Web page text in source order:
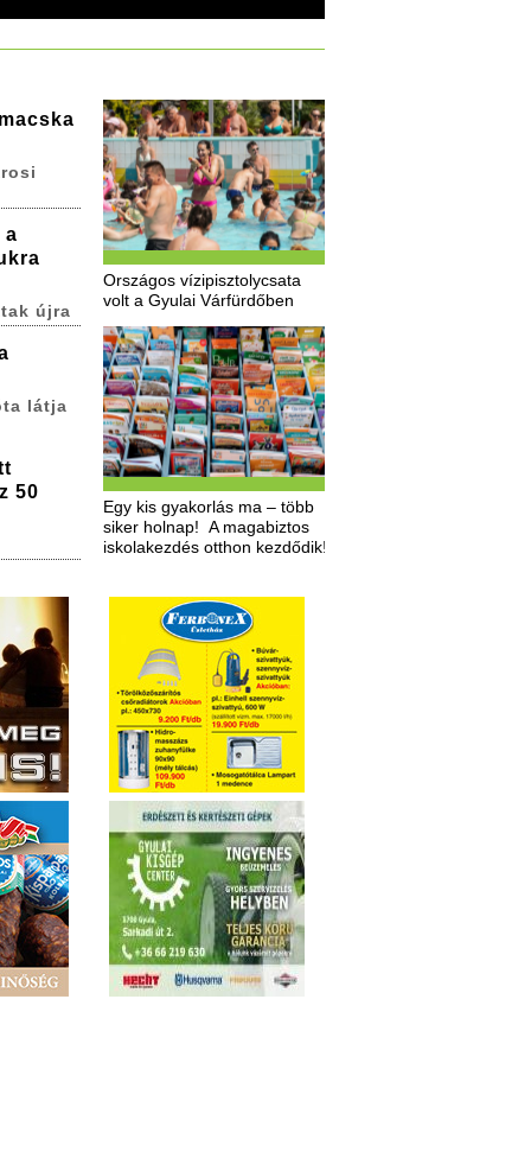
Országos vízipisztolycsata
volt a Gyulai Várfürdőben
Egy kis gyakorlás ma – több
siker holnap! A magabiztos
iskolakezdés otthon kezdődik!
a
újra
látja
50